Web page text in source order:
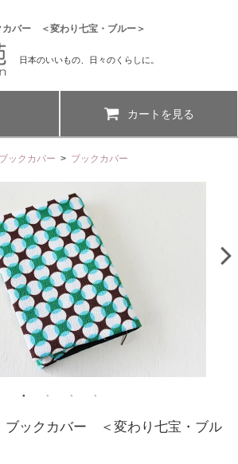
カバー ＜変わり七宝・ブルー＞
日本のいいもの、日々のくらしに。
カートを見る
ックカバー > ブックカバー
ブックカバー ＜変わり七宝・ブル